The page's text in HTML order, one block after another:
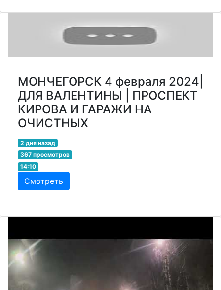
МОНЧЕГОРСК 4 февраля 2024|
ДЛЯ ВАЛЕНТИНЫ | ПРОСПЕКТ
КИРОВА И ГАРАЖИ НА
ОЧИСТНЫХ
2 дня назад
367 просмотров
14:10
Смотреть